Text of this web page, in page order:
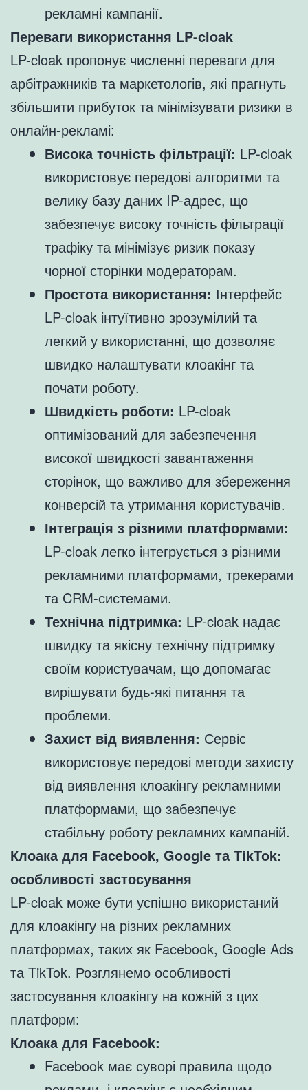
рекламні кампанії.
Переваги використання LP-cloak
LP-cloak пропонує численні переваги для
арбітражників та маркетологів, які прагнуть
збільшити прибуток та мінімізувати ризики в
онлайн-рекламі:
Висока точність фільтрації: LP-cloak
використовує передові алгоритми та
велику базу даних IP-адрес, що
забезпечує високу точність фільтрації
трафіку та мінімізує ризик показу
чорної сторінки модераторам.
Простота використання: Інтерфейс
LP-cloak інтуїтивно зрозумілий та
легкий у використанні, що дозволяє
швидко налаштувати клоакінг та
почати роботу.
Швидкість роботи: LP-cloak
оптимізований для забезпечення
високої швидкості завантаження
сторінок, що важливо для збереження
конверсій та утримання користувачів.
Інтеграція з різними платформами:
LP-cloak легко інтегрується з різними
рекламними платформами, трекерами
та CRM-системами.
Технічна підтримка: LP-cloak надає
швидку та якісну технічну підтримку
своїм користувачам, що допомагає
вирішувати будь-які питання та
проблеми.
Захист від виявлення: Сервіс
використовує передові методи захисту
від виявлення клоакінгу рекламними
платформами, що забезпечує
стабільну роботу рекламних кампаній.
Клоака для Facebook, Google та TikTok:
особливості застосування
LP-cloak може бути успішно використаний
для клоакінгу на різних рекламних
платформах, таких як Facebook, Google Ads
та TikTok. Розглянемо особливості
застосування клоакінгу на кожній з цих
платформ:
Клоака для Facebook:
Facebook має суворі правила щодо